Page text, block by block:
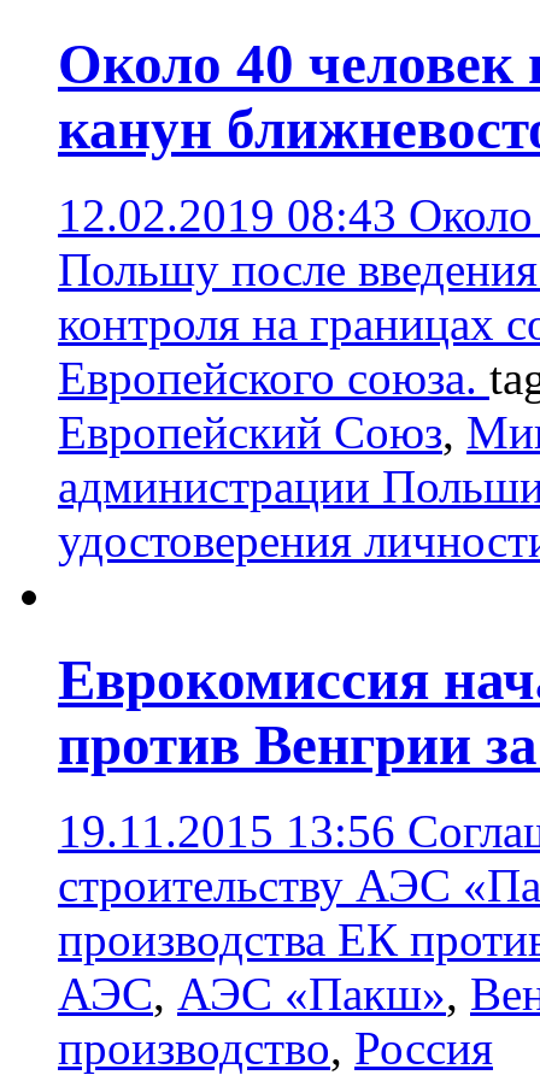
Около 40
канун
12.02.2019 08:43 Около
Польшу после
контроля на границах
Европейского союза.
Европейский Союз,
администрации
удостоверения
Еврокомиссия
против Венгрии
19.11.2015 13:56
строительству АЭС
производства ЕК
АЭС, АЭС «Пакш»,
производство, Россия